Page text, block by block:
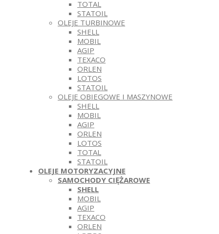
TOTAL
STATOIL
OLEJE TURBINOWE
SHELL
MOBIL
AGIP
TEXACO
ORLEN
LOTOS
STATOIL
OLEJE OBIEGOWE I MASZYNOWE
SHELL
MOBIL
AGIP
ORLEN
LOTOS
TOTAL
STATOIL
OLEJE MOTORYZACYJNE
SAMOCHODY CIĘŻAROWE
SHELL
MOBIL
AGIP
TEXACO
ORLEN